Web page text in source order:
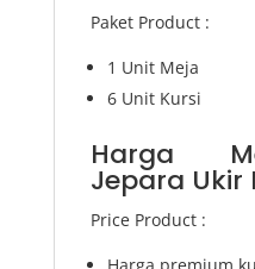
Paket Product :
1 Unit Meja
6 Unit Kursi
Harga
Jepara Ukir
Price Product :
Harga premium